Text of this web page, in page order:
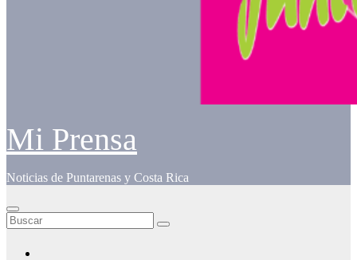
Mi Prensa
Noticias de Puntarenas y Costa Rica